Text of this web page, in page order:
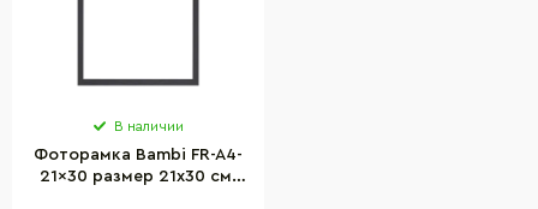
В наличии
Фоторамка Bambi FR-A4-
21x30 размер 21х30 см,